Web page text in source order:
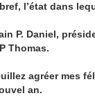
l’état dans
P. Daniel,
Thomas.
agréer mes
an.